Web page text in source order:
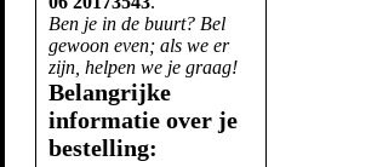
Ben je in de buurt? Bel
gewoon even; als we er
zijn, helpen we je graag!
Belangrijke
informatie over je
bestelling: